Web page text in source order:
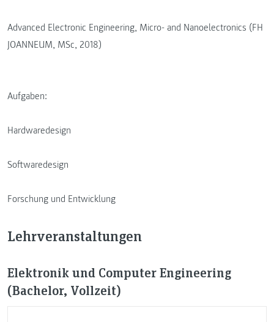
Advanced Electronic Engineering, Micro- and Nanoelectronics (FH
JOANNEUM, MSc, 2018)
Aufgaben:
Hardwaredesign
Softwaredesign
Forschung und Entwicklung
Lehrveranstaltungen
Elektronik und Computer Engineering
(Bachelor, Vollzeit)